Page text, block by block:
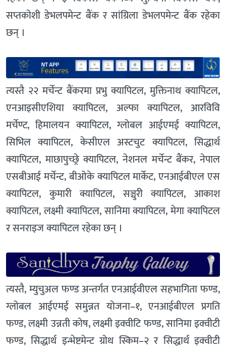
सप्तकोशी डेभलपमेन्ट बैंक र सांग्रिला डेभलपमेन्ट बैंक रहेका
छन् ।
त्यस्तै २२ मर्चेन्ट बैंकरमा प्रभु क्यापिटल, मुक्तिनाथ क्यापिटल,
एनआइसीएशिया क्यापिटल, अल्फा क्यापिटल, आरविवि
मर्चेण्ट, हिमालयन क्यापिटल, ग्लोबल आईएमई क्यापिटल,
सिभिल क्यापिटल, केसीएल अस्टचुट क्यापिटल, सिद्धार्थ
क्यापिटल, माछापुच्छ्रे क्यापिटल, नेशनल मर्चेन्ट बैंकर, नेपाल
एसबीआई मर्चेन्ट, बीओके क्यापिटल मार्केट, एनआईबीएल एस
क्यापिटल, कुमारी क्यापिटल, सञ्चुरी क्यापिटल, आकाश
क्यापिटल, लक्ष्मी क्यापिटल, सानिमा क्यापिटल, मेगा क्यापिटल
र सनराइज क्यापिटल रहेका छन् ।
त्यस्तै, म्युचुअल फण्ड अन्तर्गत एनआईवीएल सहभागिता फण्ड,
ग्लोबल आईएमई समुन्नत योजना–१, एनआईबीएल प्रगति
फण्ड, लक्ष्मी उन्नती कोष, लक्ष्मी इक्वीटि फण्ड, सानिमा इक्वीटी
फण्ड, सिद्धार्थ इन्भेष्टमेन्ट ग्रोथ स्किम–२ र सिद्धार्थ इक्वीटी